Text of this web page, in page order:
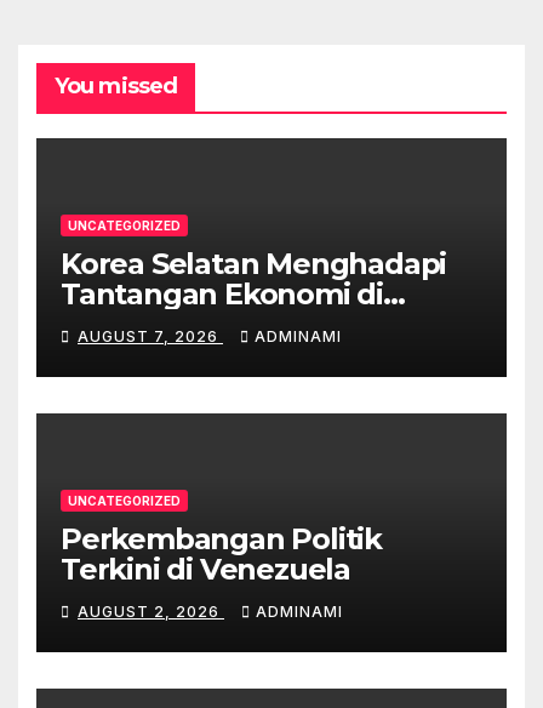
You missed
UNCATEGORIZED
Korea Selatan Menghadapi
Tantangan Ekonomi di
Tengah Krisis Global
AUGUST 7, 2026 ADMINAMI
UNCATEGORIZED
Perkembangan Politik
Terkini di Venezuela
AUGUST 2, 2026 ADMINAMI